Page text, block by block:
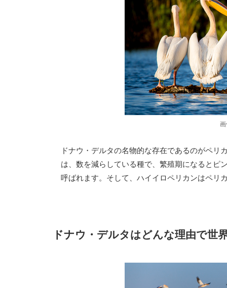
ドナウ・デルタの名物的な存在であるのがペ
は、数を減らしている種で、繁殖期になるとピ
呼ばれます。そして、ハイイロペリカンはペリ
ドナウ・デルタはどんな理由で世